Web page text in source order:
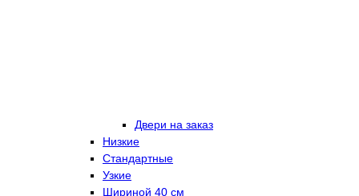
Двери на заказ
Низкие
Стандартные
Узкие
Шириной 40 см